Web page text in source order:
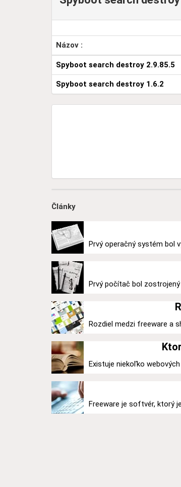
Názov :
Spyboot search destroy 2.9.85.5
Spyboot search destroy 1.6.2
Články
Prvý operačný systém bol
Prvý počítač bol zostrojený
Rozdiel medzi freeware a
Existuje niekoľko
Freeware je softvér, ktorý